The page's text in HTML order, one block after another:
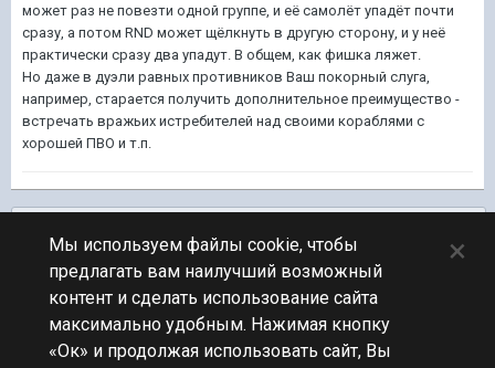
может раз не повезти одной группе, и её самолёт упадёт почти
сразу, а потом RND может щёлкнуть в другую сторону, и у неё
практически сразу два упадут. В общем, как фишка ляжет.
Но даже в дуэли равных противников Ваш покорный слуга,
например, старается получить дополнительное преимущество -
встречать вражьих истребителей над своими кораблями с
хорошей ПВО и т.п.
ПЕРЕЙТИ К СПИСКУ ТЕМ
Обсуждение Мира Кораблей
Мы используем файлы cookie, чтобы
предлагать вам наилучший возможный
контент и сделать использование сайта
максимально удобным. Нажимая кнопку
«Ок» и продолжая использовать сайт, Вы
×